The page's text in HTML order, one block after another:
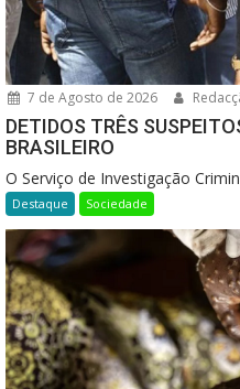
7 de Agosto de 2026
DETIDOS TRÊS
BRASILEIRO
O Serviço de Investigação
Destaque Sociedade